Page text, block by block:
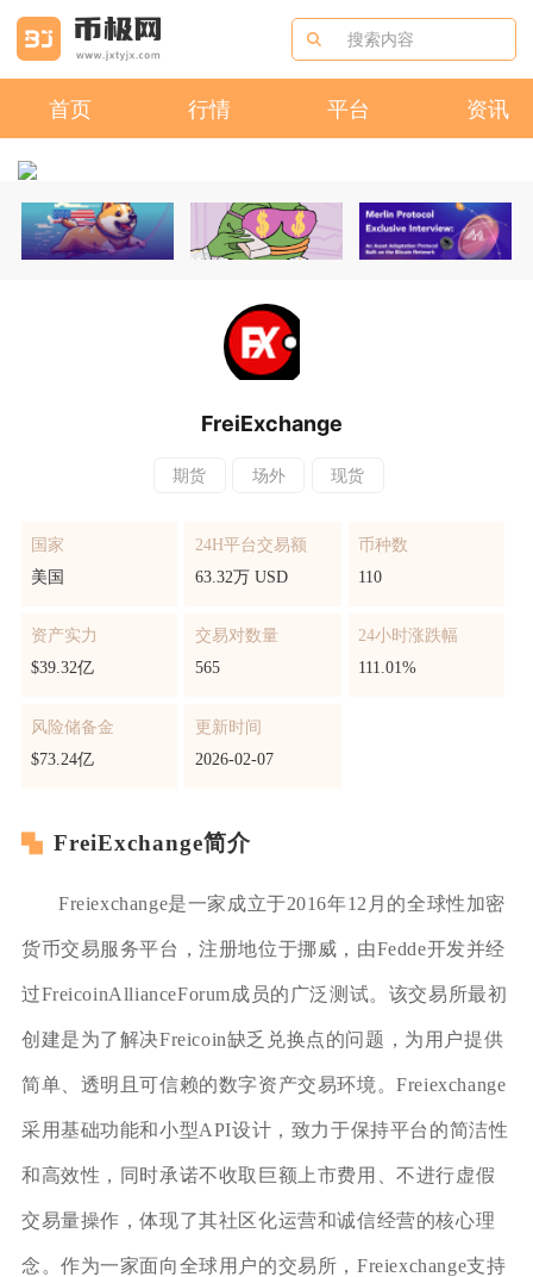
首页 行情 平台 资讯
FreiExchange
期货 场外 现货
国家
美国
24H平台交易额
63.32万 USD
币种数
110
资产实力
$39.32亿
交易对数量
565
24小时涨跌幅
111.01%
风险储备金
$73.24亿
更新时间
2026-02-07
FreiExchange简介
Freiexchange是一家成立于2016年12月的全球性加密
货币交易服务平台，注册地位于挪威，由Fedde开发并经
过FreicoinAllianceForum成员的广泛测试。该交易所最初
创建是为了解决Freicoin缺乏兑换点的问题，为用户提供
简单、透明且可信赖的数字资产交易环境。Freiexchange
采用基础功能和小型API设计，致力于保持平台的简洁性
和高效性，同时承诺不收取巨额上市费用、不进行虚假
交易量操作，体现了其社区化运营和诚信经营的核心理
念。作为一家面向全球用户的交易所，Freiexchange支持